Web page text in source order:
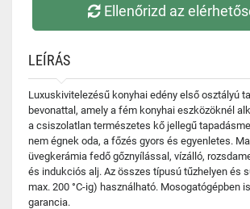
Ellenőrizd az
LEÍRÁS
Luxuskivitelezésű konyhai edény első osztályú
bevonattal, amely a fém konyhai eszközöknél
a csiszolatlan természetes kő jellegű
nem égnek oda, a főzés gyors és egyenletes.
üvegkerámia fedő gőznyílással, vízálló,
és indukciós alj. Az összes típusú tűzhelyen és
max. 200 °C-ig) használható. Mosogatógépben
garancia.